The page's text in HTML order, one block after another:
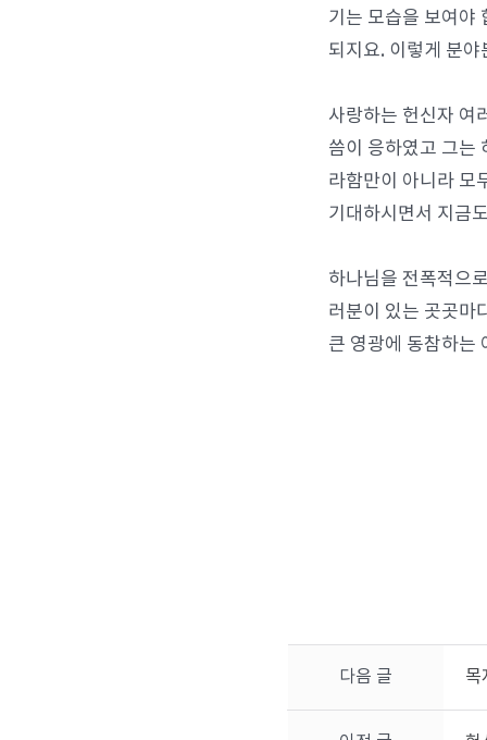
기는 모습을 보여야
되지요. 이렇게 분
사랑하는 헌신자 여
씀이 응하였고 그는
라함만이 아니라 모
기대하시면서 지금
하나님을 전폭적으
러분이 있는 곳곳마
큰 영광에 동참하는
다음 글 목